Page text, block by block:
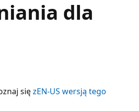
dla
sięzEN-US wersją tego